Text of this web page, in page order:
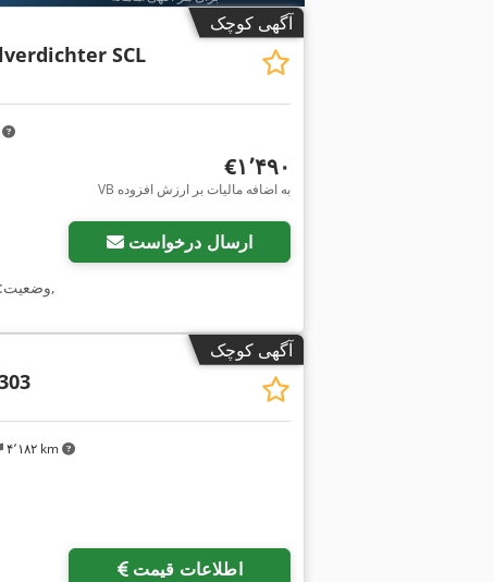
آگهی کوچک
SCL
‎€۱٬۴۹۰
VB به اضافه مالیات بر ارزش افزوده
ارسال درخواست
وضعیت:,
آگهی کوچک
۴٬۱۸۲ km
اطلاعات قیمت